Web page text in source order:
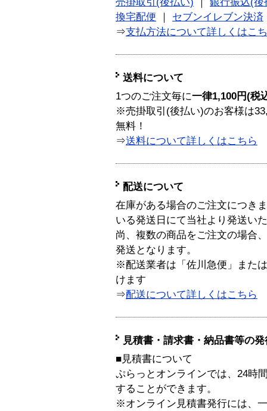
売掛取引(後払い)
銀行振込(後
換宅配便
セブンイレブン決済
⇒支払方法について詳しくはこ
送料について
1つのご注文毎に一律1,100円(税
※売掛取引(後払い)のお客様は
無料！
⇒送料について詳しくはこちら
配送について
在庫がある場合のご注文につき
いる発送日にて当社より発送い
尚、複数の商品をご注文の場合
発送となります。
※配送業者は「佐川急便」また
けます
⇒配送について詳しくはこちら
見積書・請求書・納品書等の
■見積書について
ぷらっとオンラインでは、24時
することができます。
※オンライン見積書発行には、